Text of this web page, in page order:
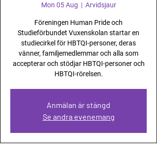
Mon 05 Aug
  |
Arvidsjaur
Föreningen Human Pride och
Studieförbundet Vuxenskolan startar en
studiecirkel för HBTQI-personer, deras
vänner, familjemedlemmar och alla som
accepterar och stödjar HBTQI-personer och
HBTQI-rörelsen.
Anmälan är stängd
Se andra evenemang